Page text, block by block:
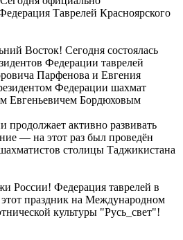
Таврелей Красноярского
Восток! Сегодня состоялась
Федерации таврелей
Парфенова и Евгения
Федерации шахмат
Евгеньевичем Бордюховым
продолжает активно развивать
— на этот раз был проведён
столицы Таджикистана
России! Федерация таврелей в
праздник на Международном
культуры "Русь_свет"!